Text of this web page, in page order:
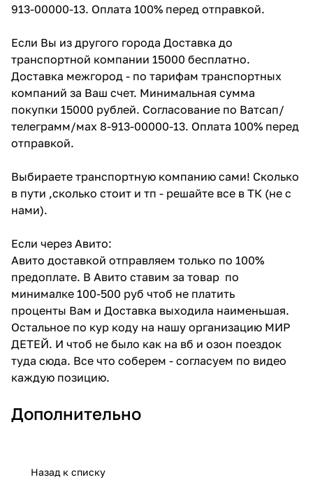
913-00000-13. Оплата 100% перед отправкой.
Если Вы из другого города Доставка до
транспортной компании 15000 бесплатно.
Доставка межгород - по тарифам транспортных
компаний за Ваш счет. Минимальная сумма
покупки 15000 рублей. Согласование по Ватсап/
телеграмм/мах 8-913-00000-13. Оплата 100% перед
отправкой.
Выбираете транспортную компанию сами! Сколько
в пути ,сколько стоит и тп - решайте все в ТК (не с
нами).
Если через Авито:
Авито доставкой отправляем только по 100%
предоплате. В Авито ставим за товар по
минималке 100-500 руб чтоб не платить
проценты Вам и Доставка выходила наименьшая.
Остальное по кур коду на нашу организацию МИР
ДЕТЕЙ. И чтоб не было как на вб и озон поездок
туда сюда. Все что соберем - согласуем по видео
каждую позицию.
Дополнительно
Назад к списку